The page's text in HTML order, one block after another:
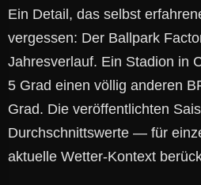
Ein Detail, das selbst
vergessen: Der Ballpark
Jahresverlauf. Ein Stadion in
5 Grad einen völlig anderen
Grad. Die veröffentlichten
Durchschnittswerte — für
aktuelle Wetter-Kontext